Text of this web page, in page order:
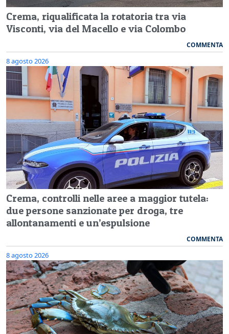
Crema, riqualificata la rotatoria tra via
Visconti, via del Macello e via Colombo
COMMENTA
8 agosto 2026
Crema, controlli nelle aree a maggior tutela:
due persone sanzionate per droga, tre
allontanamenti e un’espulsione
COMMENTA
8 agosto 2026